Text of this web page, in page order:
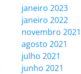
janeiro 2023
janeiro 2022
novembro 2021
agosto 2021
julho 2021
junho 2021